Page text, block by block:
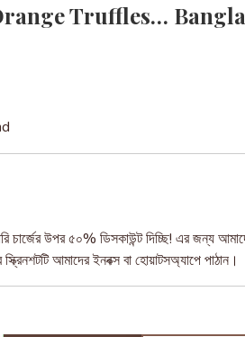
Truffles…
চার্জের উপর ৫০% ডিসকাউন্ট দিচ্ছি! এর জন্য
আমাদের ইনবক্স বা হোয়াটসঅ্যাপে পাঠান।